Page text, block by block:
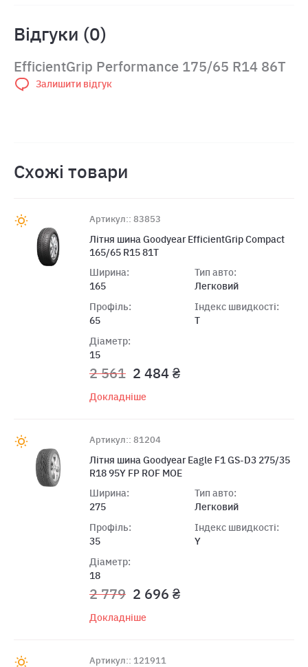
Відгуки (0)
EfficientGrip Performance 175/65 R14 86T
Залишити відгук
Схожі товари
Артикул:: 83853
Літня шина Goodyear EfficientGrip Compact
165/65 R15 81T
Ширина:
165
Профіль:
65
Діаметр:
15
Тип авто:
Легковий
Індекс швидкості:
T
2 561 2 484 ₴
Докладніше
Артикул:: 81204
Літня шина Goodyear Eagle F1 GS-D3 275/35
R18 95Y FP ROF MOE
Ширина:
275
Профіль:
35
Діаметр:
18
Тип авто:
Легковий
Індекс швидкості:
Y
2 779 2 696 ₴
Докладніше
Артикул:: 121911